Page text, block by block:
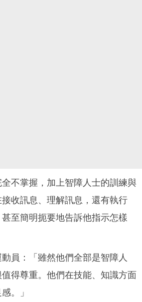
不掌握，加上智障人士的訓練與
收訊息、理解訊息，還有執行
至簡明扼要地告訴他指示怎樣
員：「雖然他們全部是智障人
得尊重。他們在技能、知識方面
。」